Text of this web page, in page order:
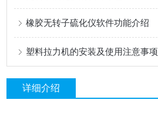
橡胶无转子硫化仪软件功能介绍
塑料拉力机的安装及使用注意事项
详细介绍